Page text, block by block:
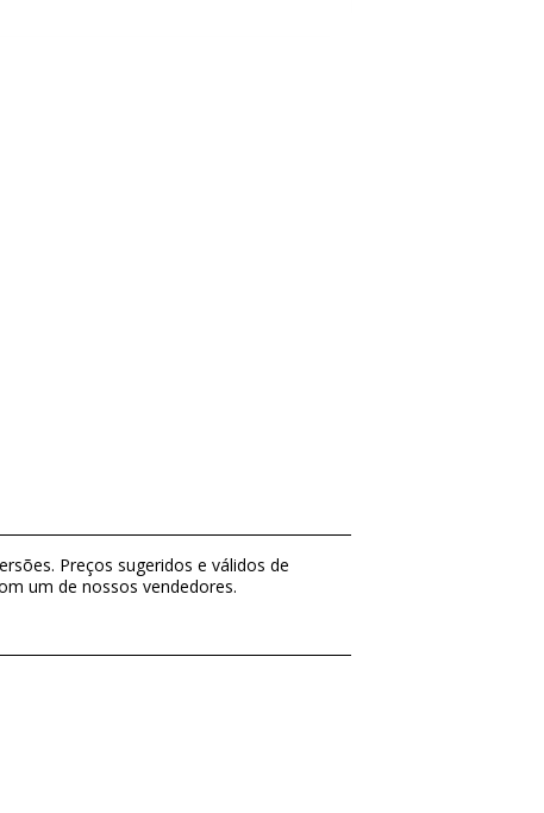
Preços sugeridos e válidos de
um de nossos vendedores.